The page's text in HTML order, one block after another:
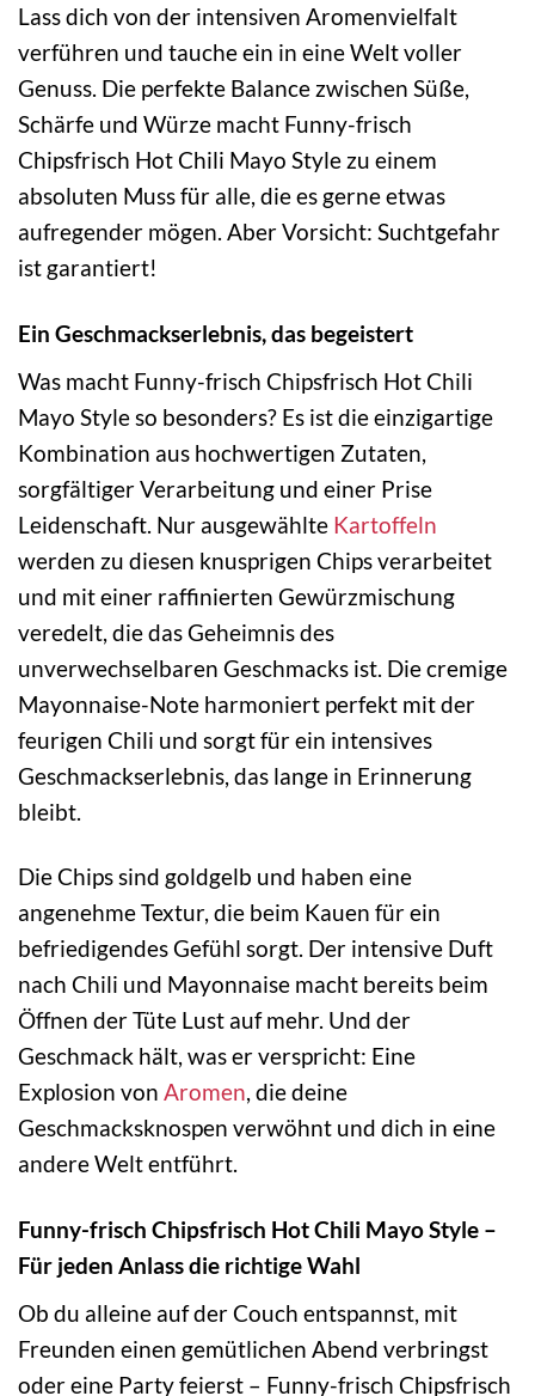
Lass dich von der intensiven Aromenvielfalt
verführen und tauche ein in eine Welt voller
Genuss. Die perfekte Balance zwischen Süße,
Schärfe und Würze macht Funny-frisch
Chipsfrisch Hot Chili Mayo Style zu einem
absoluten Muss für alle, die es gerne etwas
aufregender mögen. Aber Vorsicht: Suchtgefahr
ist garantiert!
Ein Geschmackserlebnis, das begeistert
Was macht Funny-frisch Chipsfrisch Hot Chili
Mayo Style so besonders? Es ist die einzigartige
Kombination aus hochwertigen Zutaten,
sorgfältiger Verarbeitung und einer Prise
Leidenschaft. Nur ausgewählte Kartoffeln
werden zu diesen knusprigen Chips verarbeitet
und mit einer raffinierten Gewürzmischung
veredelt, die das Geheimnis des
unverwechselbaren Geschmacks ist. Die cremige
Mayonnaise-Note harmoniert perfekt mit der
feurigen Chili und sorgt für ein intensives
Geschmackserlebnis, das lange in Erinnerung
bleibt.
Die Chips sind goldgelb und haben eine
angenehme Textur, die beim Kauen für ein
befriedigendes Gefühl sorgt. Der intensive Duft
nach Chili und Mayonnaise macht bereits beim
Öffnen der Tüte Lust auf mehr. Und der
Geschmack hält, was er verspricht: Eine
Explosion von Aromen, die deine
Geschmacksknospen verwöhnt und dich in eine
andere Welt entführt.
Funny-frisch Chipsfrisch Hot Chili Mayo Style –
Für jeden Anlass die richtige Wahl
Ob du alleine auf der Couch entspannst, mit
Freunden einen gemütlichen Abend verbringst
oder eine Party feierst – Funny-frisch Chipsfrisch